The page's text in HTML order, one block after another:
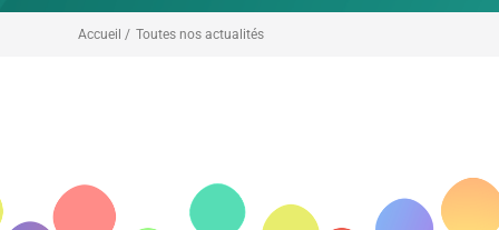
Accueil / Toutes nos actualités